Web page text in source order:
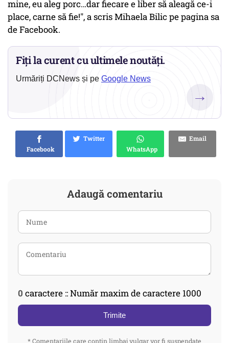
mine, eu aleg porc…dar fiecare e liber să aleagă ce-i
place, carne să fie!", a scris Mihaela Bilic pe pagina sa
de Facebook.
Fiți la curent cu ultimele noutăți.
Urmăriți DCNews și pe Google News
→
Facebook
Twitter
WhatsApp
Email
Adaugă comentariu
0 caractere :: Număr maxim de caractere 1000
Trimite
* Comentariile care contin limbaj vulgar vor fi suspendate